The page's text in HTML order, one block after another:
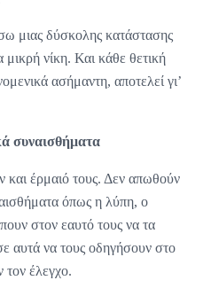
μιας δύσκολης κατάστασης
μικρή νίκη. Και κάθε θετική
ασήμαντη, αποτελεί γι’
συναισθήματα
και έρμαιό τους. Δεν απωθούν
όπως η λύπη, ο
στον εαυτό τους να τα
αυτά να τους οδηγήσουν στο
τον έλεγχο.